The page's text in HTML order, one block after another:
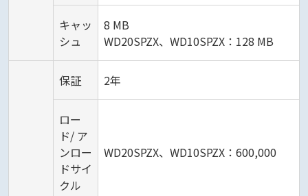
キャッ
シュ
8 MB
WD20SPZX、WD10SPZX：128 MB
保証 2年
ロー
ド/ ア
ンロー
ドサイ
クル
WD20SPZX、WD10SPZX：600,000